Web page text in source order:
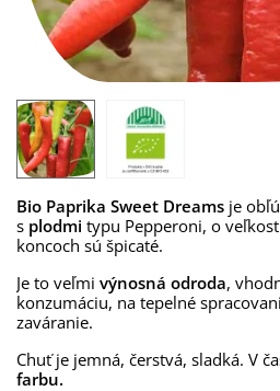
Bio Paprika Sweet Dreams je
s plodmi typu Pepperoni, o
koncoch sú špicaté.
Je to veľmi výnosná odroda,
konzumáciu, na tepelné
zaváranie.
Chuť je jemná, čerstvá, sladká. V
farbu.